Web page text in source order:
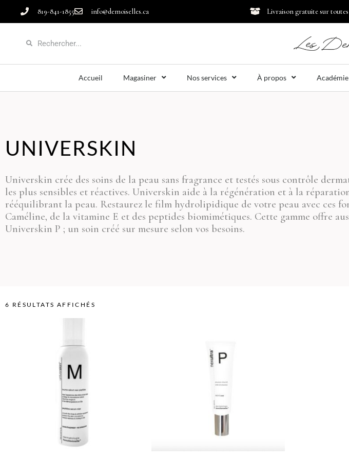
819-841-1855 info@demoiselles.ca Livraison gratuite sur toutes
Accueil Magasiner Nos services À propos
UNIVERSKIN
Universkin crée des soins de la peau sans fragrance et testés sous contrôle
les plus sensibles et réactives. Universkin aide à la régénération et à la
rééquilibrant la peau. Restaurez le film hydrolipidique de votre peau avec ces
Caméline, de la vitamine E et des peptides biomimétiques. Cette gamme offre
Universkin P ; un soin créé sur mesure selon vos besoins.
6 RÉSULTATS AFFICHÉS